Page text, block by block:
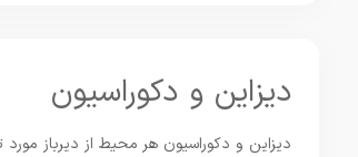
دیزاین و دکوراسیون
دیزاین و دکوراسیون هر محیط از دیرباز